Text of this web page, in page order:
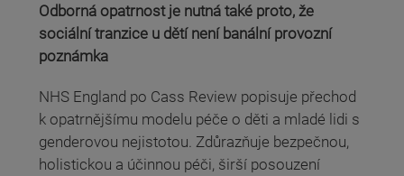
Odborná opatrnost je nutná také proto, že
sociální tranzice u dětí není banální provozní
poznámka
NHS England po Cass Review popisuje přechod
k opatrnějšímu modelu péče o děti a mladé lidi s
genderovou nejistotou. Zdůrazňuje bezpečnou,
holistickou a účinnou péči, širší posouzení